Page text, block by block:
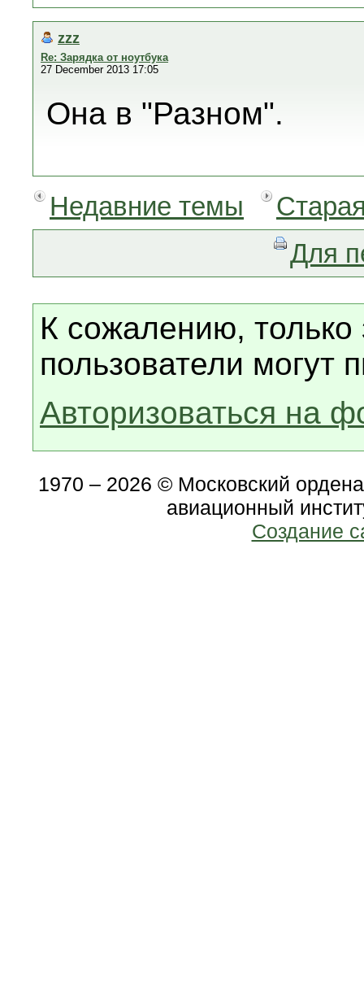
zzz
Re: Зарядка от ноутбука
27 December 2013 17:05
Она в "Разном".
Недавние темы
Для
К сожалению, только
пользователи могут
Авторизоваться на
1970 – 2026 © Московский
авиационный
Создание